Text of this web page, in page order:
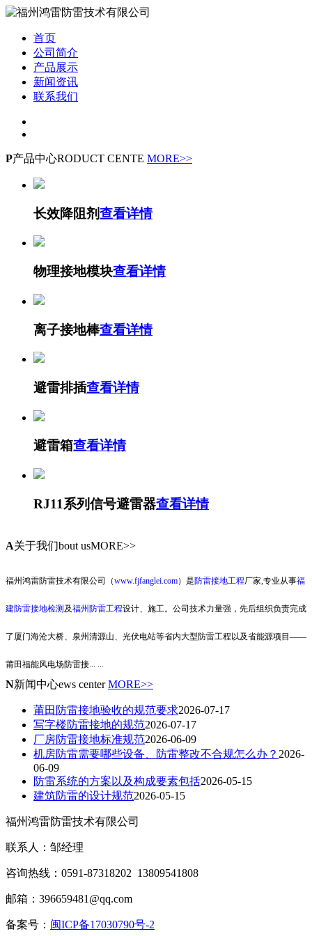
首页
公司简介
产品展示
新闻资讯
联系我们
P产品中心RODUCT CENTE MORE>>
长效降阻剂查看详情
物理接地模块查看详情
离子接地棒查看详情
避雷排插查看详情
避雷箱查看详情
RJ11系列信号避雷器查看详情
A关于我们bout usMORE>>
福州鸿雷防雷技术有限公司（www.fjfanglei.com）是防雷接地工程厂家,专业从事福
建防雷接地检测及福州防雷工程设计、施工。公司技术力量强，先后组织负责完成
了厦门海沧大桥、泉州清源山、光伏电站等省内大型防雷工程以及省能源项目——
莆田福能风电场防雷接
N新闻中心ews center MORE>>
莆田防雷接地验收的规范要求2026-07-17
写字楼防雷接地的规范2026-07-17
厂房防雷接地标准规范2026-06-09
机房防雷需要哪些设备、防雷整改不合规怎么办？ 2026-
06-09
防雷系统的方案以及构成要素包括2026-05-15
建筑防雷的设计规范2026-05-15
福州鸿雷防雷技术有限公司
联系人：邹经理
咨询热线：0591-87318202 13809541808
邮箱：396659481@qq.com
备案号： 闽ICP备17030790号-2